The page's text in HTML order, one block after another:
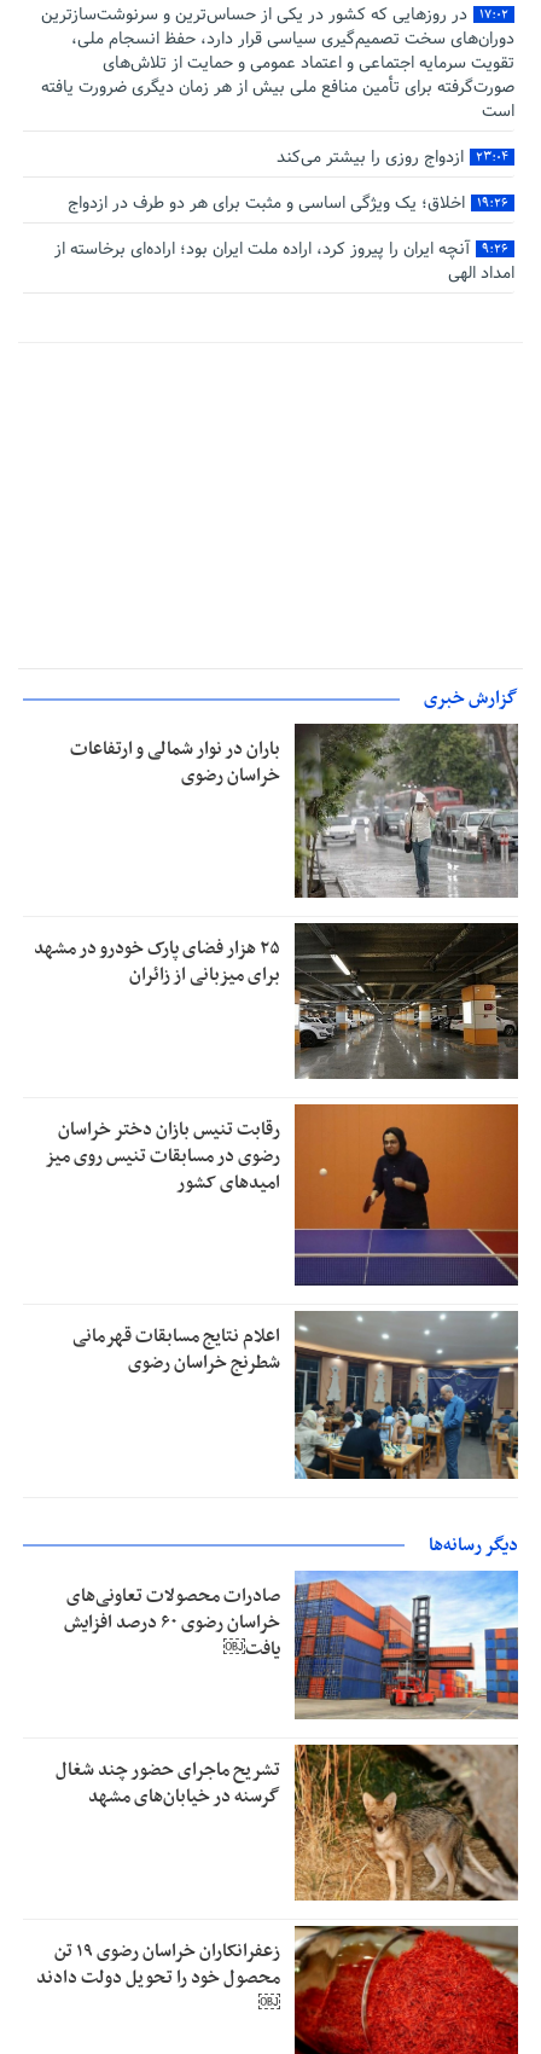
۱۷:۰۲
در روزهایی که کشور در یکی از حساس‌ترین و سرنوشت‌سازترین
دوران‌های سخت تصمیم‌گیری سیاسی قرار دارد، حفظ انسجام ملی،
تقویت سرمایه اجتماعی و اعتماد عمومی و حمایت از تلاش‌های
صورت‌گرفته برای تأمین منافع ملی بیش از هر زمان دیگری ضرورت یافته
است
۲۳:۰۴ ازدواج روزی را بیشتر می‌کند
۱۹:۲۶ اخلاق؛ یک ویژگی اساسی و مثبت برای هر دو طرف در ازدواج
۹:۲۶
آنچه ایران را پیروز کرد، اراده ملت ایران بود؛ اراده‌ای برخاسته از
امداد الهی
گزارش خبری
باران در نوار شمالی و ارتفاعات
خراسان رضوی
۲۵ هزار فضای پارک خودرو در مشهد
برای میزبانی از زائران
رقابت تنیس بازان دختر خراسان
رضوی در مسابقات تنیس روی میز
امیدهای کشور
اعلام نتایج مسابقات قهرمانی
شطرنج خراسان رضوی
دیگر رسانه‌ها
صادرات محصولات تعاونی‌های
خراسان رضوی ۶۰ درصد افزایش
یافت￼
تشریح ماجرای حضور چند شغال
گرسنه در خیابان‌های مشهد
زعفرانکاران خراسان رضوی ۱۹ تن
محصول خود را تحویل دولت دادند
￼